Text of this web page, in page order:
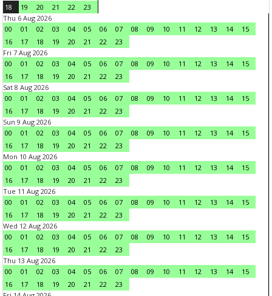
18 19 20 21 22
23
Thu 6 Aug 2026
00
01 02 03 04 05 06 07 08 09 10 11 12 13 14
15
16
17 18 19 20 21 22
23
Fri 7 Aug 2026
00
01 02 03 04 05 06 07 08 09 10 11 12 13 14
15
16
17 18 19 20 21 22
23
Sat 8 Aug 2026
00
01 02 03 04 05 06 07 08 09 10 11 12 13 14
15
16
17 18 19 20 21 22
23
Sun 9 Aug 2026
00
01 02 03 04 05 06 07 08 09 10 11 12 13 14
15
16
17 18 19 20 21 22
23
Mon 10 Aug 2026
00
01 02 03 04 05 06 07 08 09 10 11 12 13 14
15
16
17 18 19 20 21 22
23
Tue 11 Aug 2026
00
01 02 03 04 05 06 07 08 09 10 11 12 13 14
15
16
17 18 19 20 21 22
23
Wed 12 Aug 2026
00
01 02 03 04 05 06 07 08 09 10 11 12 13 14
15
16
17 18 19 20 21 22
23
Thu 13 Aug 2026
00
01 02 03 04 05 06 07 08 09 10 11 12 13 14
15
16
17 18 19 20 21 22
23